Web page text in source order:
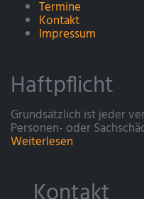
Termine
Kontakt
Impressum
Haftpflicht
Grundsätzlich ist jeder
Personen- oder
Weiterlesen